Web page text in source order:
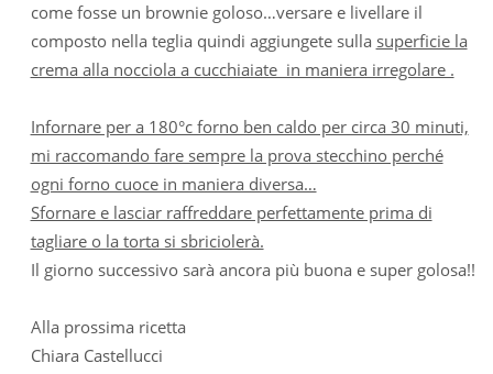
come fosse un brownie goloso…versare e livellare il
composto nella teglia quindi aggiungete sulla superficie la
crema alla nocciola a cucchiaiate in maniera irregolare .
Infornare per a 180°c forno ben caldo per circa 30 minuti,
mi raccomando fare sempre la prova stecchino perché
ogni forno cuoce in maniera diversa…
Sfornare e lasciar raffreddare perfettamente prima di
tagliare o la torta si sbriciolerà.
Il giorno successivo sarà ancora più buona e super golosa!!
Alla prossima ricetta
Chiara Castellucci